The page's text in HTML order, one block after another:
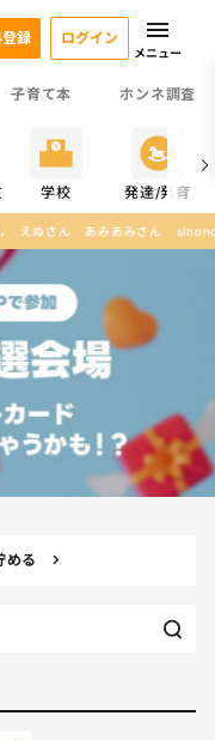
子育て本 ホンネ調査
録 ログイン
メニュー
学校 発達/発育
sinonoさん みなみんんさん
める